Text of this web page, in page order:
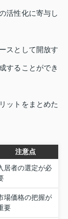
活性化に寄与し
スとして開放す
することができ
ットをまとめた
注意点
居者の選定が必
場価格の把握が
要